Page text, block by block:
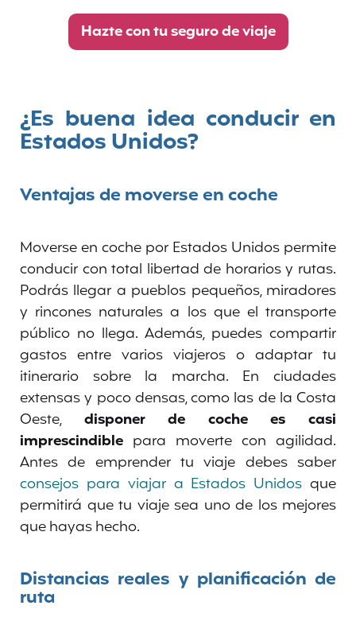
Hazte con tu seguro de viaje
¿Es buena idea conducir en
Estados Unidos?
Ventajas de moverse en coche
Moverse en coche por Estados Unidos permite
conducir con total libertad de horarios y rutas.
Podrás llegar a pueblos pequeños, miradores
y rincones naturales a los que el transporte
público no llega. Además, puedes compartir
gastos entre varios viajeros o adaptar tu
itinerario sobre la marcha. En ciudades
extensas y poco densas, como las de la Costa
Oeste, disponer de coche es casi
imprescindible para moverte con agilidad.
Antes de emprender tu viaje debes saber
consejos para viajar a Estados Unidos que
permitirá que tu viaje sea uno de los mejores
que hayas hecho.
Distancias reales y planificación de
ruta